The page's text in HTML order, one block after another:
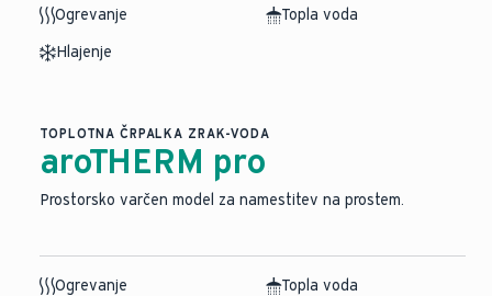
Ogrevanje
Topla voda
Hlajenje
TOPLOTNA ČRPALKA ZRAK-VODA
aroTHERM pro
Prostorsko varčen model za namestitev na prostem.
Ogrevanje
Topla voda